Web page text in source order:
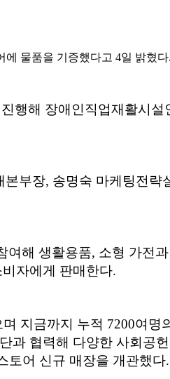
물품을 기증했다고 4일 밝혔
행해 장애인직업재활시
부장, 송명숙 마케팅전
해 생활용품, 소형 가전
자에게 판매한다.
지금까지 누적 7200여명
협력해 다양한 사회공
토어 신규 매장을 개관했다.